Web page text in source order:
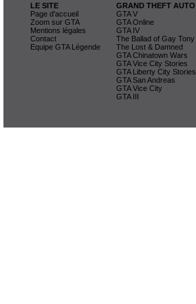
LE SITE
Page d'accueil
Zoom sur GTA
Mentions légales
Contact
Equipe GTA Légende
GRAND THEFT AUTO
GTA V
GTA Online
GTA IV
The Ballad of Gay Tony
The Lost & Damned
GTA Chinatown Wars
GTA Vice City Stories
GTA Liberty City Stories
GTA San Andreas
GTA Vice City
GTA III